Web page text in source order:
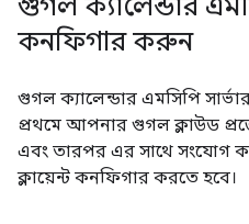
গুগল ক্যালেন্ডার
কনফিগার করুন
গুগল ক্যালেন্ডার এমসিপি
প্রথমে আপনার গুগল ক্লাউড
এবং তারপর এর সাথে সংযোগ
ক্লায়েন্ট কনফিগার করতে হবে।